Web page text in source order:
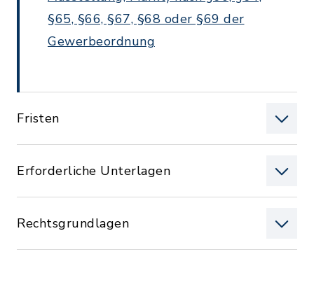
§65, §66, §67, §68 oder §69 der
Gewerbeordnung
Fristen
Erforderliche Unterlagen
Rechtsgrundlagen